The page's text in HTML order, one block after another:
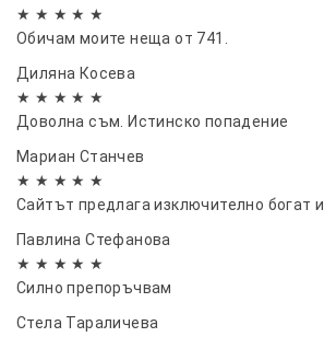
★ ★ ★ ★ ★
Обичам моите неща от 741.
Диляна Косева
★ ★ ★ ★ ★
Доволна съм. Истинско попадение
Мариан Станчев
★ ★ ★ ★ ★
Сайтът предлага изключително богат
Павлина Стефанова
★ ★ ★ ★ ★
Силно препоръчвам
Стела Тараличева